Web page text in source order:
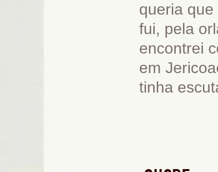
queria
fui, pela
encontrei
em
tinha